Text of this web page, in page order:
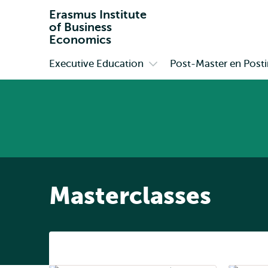
Erasmus Institute
of Business
Economics
Primair
Executive Education Post-Master en
Masterclasses